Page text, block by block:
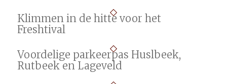
Klimmen in de hitte voor het
Freshtival
Voordelige parkeerpas Huslbeek,
Rutbeek en Lageveld